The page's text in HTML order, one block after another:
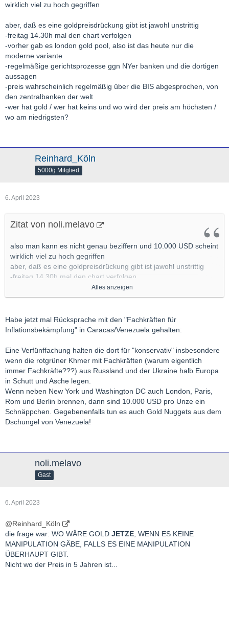
wirklich viel zu hoch gegriffen
aber, daß es eine goldpreisdrückung gibt ist jawohl unstrittig
-freitag 14.30h mal den chart verfolgen
-vorher gab es london gold pool, also ist das heute nur die
moderne variante
-regelmäßige gerichtsprozesse ggn NYer banken und die dortigen
aussagen
-preis wahrscheinlich regelmäßig über die BIS abgesprochen, von
den zentralbanken der welt
-wer hat gold / wer hat keins und wo wird der preis am höchsten /
wo am niedrigsten?
Reinhard_Köln
5000g Mitglied
6. April 2023
Zitat von noli.melavo
also man kann es nicht genau beziffern und 10.000 USD scheint
wirklich viel zu hoch gegriffen
aber, daß es eine goldpreisdrückung gibt ist jawohl unstrittig
-freitag 14.30h mal den chart verfolgen
-vorher gab es london gold pool, also ist das heute nur die
moderne variante
dortigen aussagen
-preis wahrscheinlich regelmäßig über die BIS abgesprochen,
-wer hat gold / wer hat keins und wo wird der preis am höchsten
/ wo am niedrigsten?
Alles anzeigen
Habe jetzt mal Rücksprache mit den "Fachkräften für
Inflationsbekämpfung" in Caracas/Venezuela gehalten:
Eine Verfünffachung halten die dort für "konservativ" insbesondere
wenn die rotgrüner Khmer mit Fachkräften (warum eigentlich
immer Fachkräfte???) aus Russland und der Ukraine halb Europa
in Schutt und Asche legen.
Wenn neben New York und Washington DC auch London, Paris,
Rom und Berlin brennen, dann sind 10.000 USD pro Unze ein
Schnäppchen. Gegebenenfalls tun es auch Gold Nuggets aus dem
Dschungel von Venezuela!
noli.melavo
Gast
6. April 2023
@Reinhard_Köln
die frage war: WO WÄRE GOLD JETZE, WENN ES KEINE
MANIPULATION GÄBE, FALLS ES EINE MANIPULATION
ÜBERHAUPT GIBT.
Nicht wo der Preis in 5 Jahren ist...